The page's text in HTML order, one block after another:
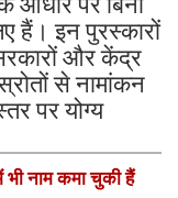
हैं। इन पुरस्कारों
और केंद्र
से नामांकन
पर योग्य
नाम कमा चुकी हैं